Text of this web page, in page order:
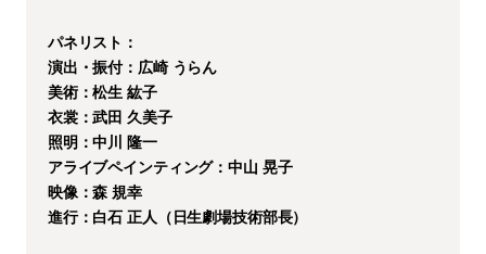
パネリスト：
演出・振付：広崎 うらん
美術：松生 紘子
衣裳：武田 久美子
照明：中川 隆一
アライブペインティング：中山 晃子
映像：森 規幸
進行：白石 正人（日生劇場技術部長）